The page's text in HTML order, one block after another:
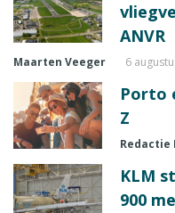
ANVR
Maarten Veeger 6
Porto
Z
Redactie
KLM
900